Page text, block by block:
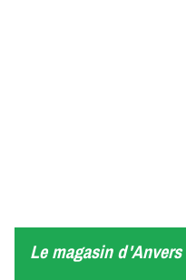
Le magasin